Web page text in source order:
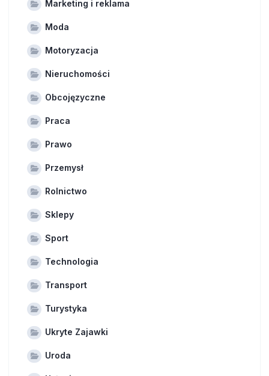
Marketing i reklama
Moda
Motoryzacja
Nieruchomości
Obcojęzyczne
Praca
Prawo
Przemysł
Rolnictwo
Sklepy
Sport
Technologia
Transport
Turystyka
Ukryte Zajawki
Uroda